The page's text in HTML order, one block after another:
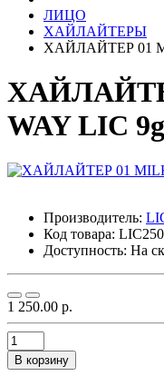
ЛИЦО
ХАЙЛАЙТЕРЫ
ХАЙЛАЙТЕР 01
WAY LIC 9g
Производитель:
Код товара:
Доступность: На
1 250.00 р.
В корзину